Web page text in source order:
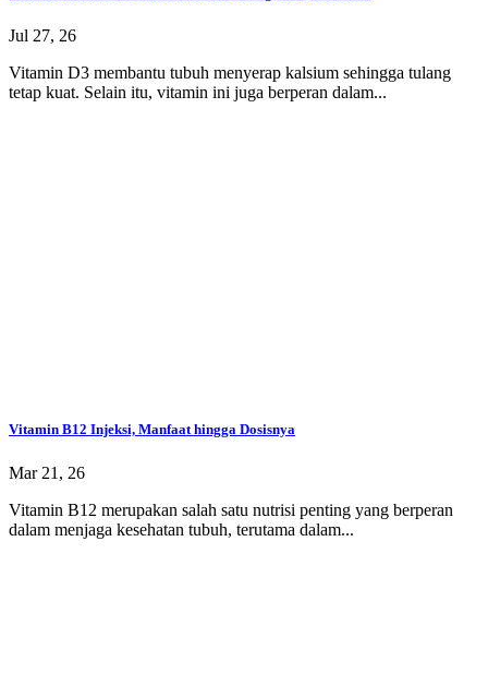
Jul 27, 26
Vitamin D3 membantu tubuh menyerap kalsium sehingga tulang
tetap kuat. Selain itu, vitamin ini juga berperan dalam...
Vitamin B12 Injeksi, Manfaat hingga Dosisnya
Mar 21, 26
Vitamin B12 merupakan salah satu nutrisi penting yang berperan
dalam menjaga kesehatan tubuh, terutama dalam...